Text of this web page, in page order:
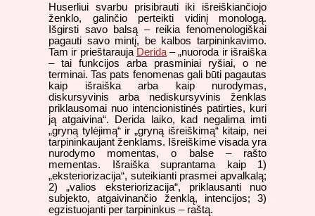
Huserliui svarbu prisibrauti iki išreiškiančiojo
ženklo, galinčio perteikti vidinį monologą.
Išgirsti savo balsą – reikia fenomenologiškai
pagauti savo mintį, be kalbos tarpininkavimo.
Tam ir prieštarauja Derida– „nuoroda ir išraiška
– tai funkcijos arba prasminiai ryšiai, o ne
terminai. Tas pats fenomenas gali būti pagautas
kaip išraiška arba kaip nurodymas,
diskursyvinis arba nediskursyvinis ženklas
priklausomai nuo intencionistinės patirties, kuri
ją atgaivina“. Derida laiko, kad negalima imti
„gryną tylėjimą“ ir „gryną išreiškimą“ kitaip, nei
tarpininkaujant ženklams. Išreiškime visada yra
nurodymo momentas, o balse – rašto
mementas. Išraiška suprantama kaip 1)
„eksteriorizacija“, suteikianti prasmei apvalkalą;
2) „valios eksteriorizacija“, priklausanti nuo
subjekto, atgaivinančio ženklą, intencijos; 3)
egzistuojanti per tarpininkus – raštą.